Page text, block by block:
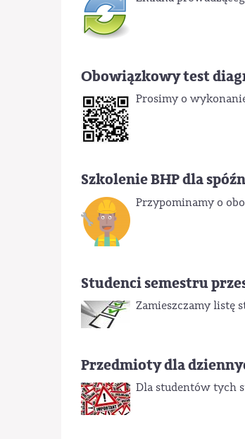
Obowiązkowy test
Prosimy o
Szkolenie BHP dla
Przypominamy o
Studenci semestru
Zamieszczamy listę
Przedmioty dla
Dla studentów tych